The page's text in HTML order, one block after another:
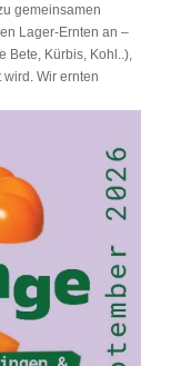
gemeinsamen
Lager-Ernten an –
Bete, Kürbis, Kohl..),
Wir ernten